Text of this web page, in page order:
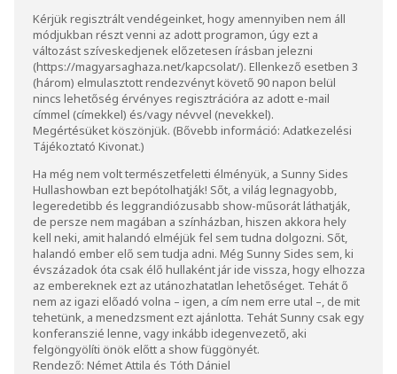
Kérjük regisztrált vendégeinket, hogy amennyiben nem áll
módjukban részt venni az adott programon, úgy ezt a
változást szíveskedjenek előzetesen írásban jelezni
(https://magyarsaghaza.net/kapcsolat/). Ellenkező esetben 3
(három) elmulasztott rendezvényt követő 90 napon belül
nincs lehetőség érvényes regisztrációra az adott e-mail
címmel (címekkel) és/vagy névvel (nevekkel).
Megértésüket köszönjük. (Bővebb információ: Adatkezelési
Tájékoztató Kivonat.)
Ha még nem volt természetfeletti élményük, a Sunny Sides
Hullashowban ezt bepótolhatják! Sőt, a világ legnagyobb,
legeredetibb és leggrandiózusabb show-műsorát láthatják,
de persze nem magában a színházban, hiszen akkora hely
kell neki, amit halandó elméjük fel sem tudna dolgozni. Sőt,
halandó ember elő sem tudja adni. Még Sunny Sides sem, ki
évszázadok óta csak élő hullaként jár ide vissza, hogy elhozza
az embereknek ezt az utánozhatatlan lehetőséget. Tehát ő
nem az igazi előadó volna – igen, a cím nem erre utal –, de mit
tehetünk, a menedzsment ezt ajánlotta. Tehát Sunny csak egy
konferanszié lenne, vagy inkább idegenvezető, aki
felgöngyölíti önök előtt a show függönyét.
Rendező: Német Attila és Tóth Dániel